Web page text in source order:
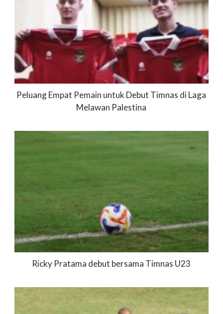
Peluang Empat Pemain untuk Debut Timnas di Laga
Melawan Palestina
Ricky Pratama debut bersama Timnas U23